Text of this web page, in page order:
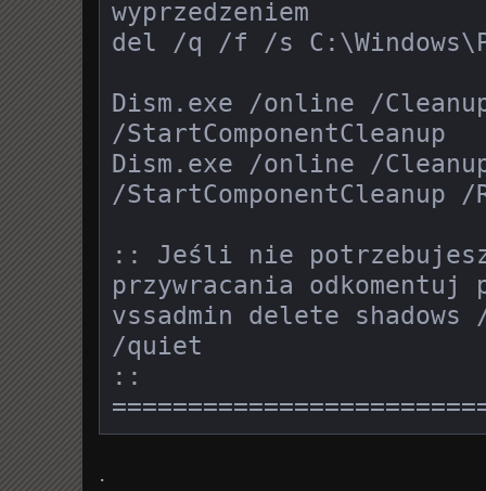
wyprzedzeniem
del /q /f /s
Dism.exe /online /
/StartComponentCleanup
Dism.exe /online /
/StartComponentCleanup /
:: Jeśli nie
przywracania
vssadmin delete
/quiet
::
.